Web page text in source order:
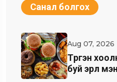
Санал болгох
Aug 07, 2026
Түргэн
буй эрүүл